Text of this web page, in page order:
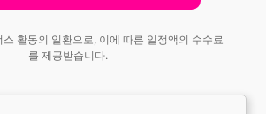
활동의 일환으로, 이에 따른 일정액의 수수료
를 제공받습니다.